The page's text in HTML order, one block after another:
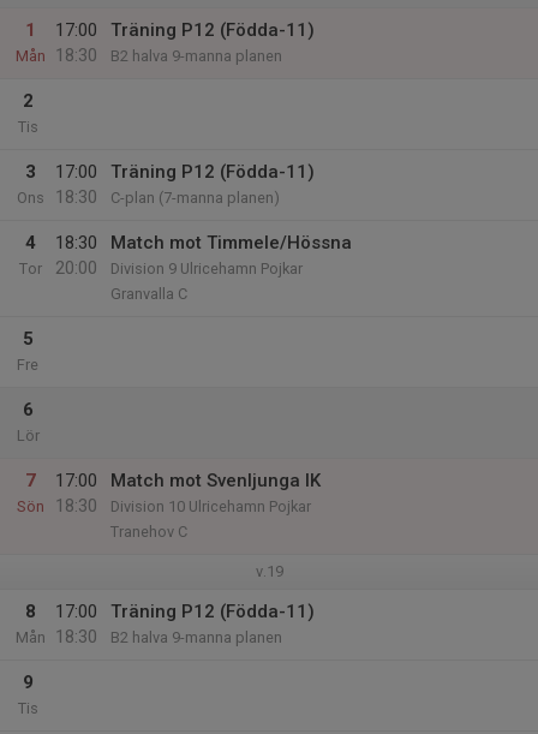
1
Mån
17:00
18:30
Träning P12 (Födda-11)
B2 halva 9-manna planen
2
Tis
3
Ons
17:00
18:30
Träning P12 (Födda-11)
C-plan (7-manna planen)
4
Tor
18:30
20:00
Match mot Timmele/Hössna
Division 9 Ulricehamn Pojkar
Granvalla C
5
Fre
6
Lör
7
Sön
17:00
18:30
Match mot Svenljunga IK
Division 10 Ulricehamn Pojkar
Tranehov C
v.19
8
Mån
17:00
18:30
Träning P12 (Födda-11)
B2 halva 9-manna planen
9
Tis